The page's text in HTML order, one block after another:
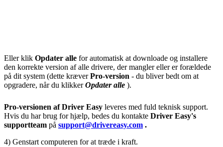
Eller klik Opdater alle for automatisk at downloade og installere
den korrekte version af alle drivere, der mangler eller er forældede
på dit system (dette kræverPro-version - du bliver bedt om at
opgradere, når du klikker Opdater alle ).
Pro-versionen af ​​Driver Easy leveres med fuld teknisk support.
Hvis du har brug for hjælp, bedes du kontakte Driver Easy's
supportteam på support@drivereasy.com .
4) Genstart computeren for at træde i kraft.